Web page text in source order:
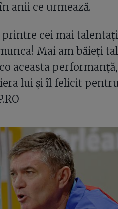
anii ce urmează.
cei mai
Mai am băieți
aceasta
lui și îl felicit